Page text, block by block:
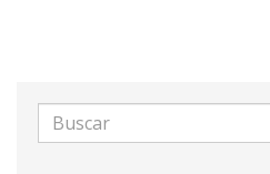
Formulario
de